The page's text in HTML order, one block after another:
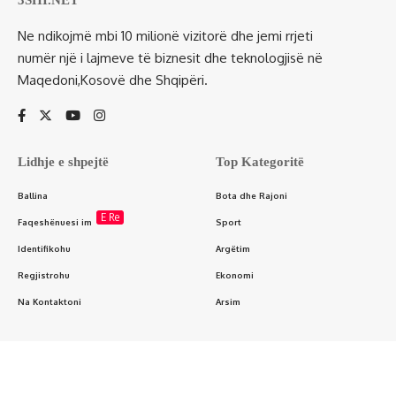
Ne ndikojmë mbi 10 milionë vizitorë dhe jemi rrjeti
numër një i lajmeve të biznesit dhe teknologjisë në
Maqedoni,Kosovë dhe Shqipëri.
Lidhje e shpejtë
Ballina
Faqeshënuesi im E Re
Identifikohu
Regjistrohu
Na Kontaktoni
Top Kategoritë
Bota dhe Rajoni
Sport
Argëtim
Ekonomi
Arsim